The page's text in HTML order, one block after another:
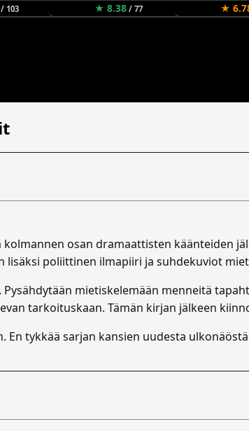
103 ★ 8.38/ 77 ★
osan dramaattisten käänteiden
lisäksi poliittinen ilmapiiri ja suhdekuviot
mietiskelemään menneitä
tarkoituskaan. Tämän kirjan jälkeen
tykkää sarjan kansien uudesta